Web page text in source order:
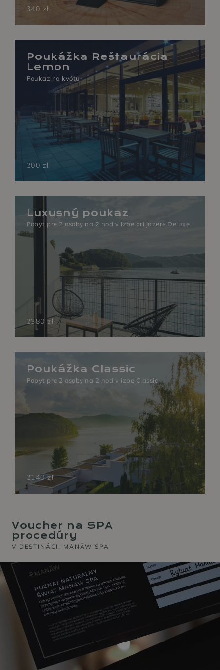
KÚPELE A
WELLNESS
CITRÓNOVÁ
REŠTAURÁCIA
340 zł
Poukážka Reštaurácia
Lemon
Poukaz na kvótu
200 zł
Luxusný poukaz
Pobyt pre 2 osoby na 2 noci v izbe pri jazere Deluxe
2380 zł
Poukážka Classic
Pobyt pre 2 osoby na 2 noci v izbe Classic
2140 zł
Voucher na SPA
procedúry
V DESTINÁCII MANĀW SPA